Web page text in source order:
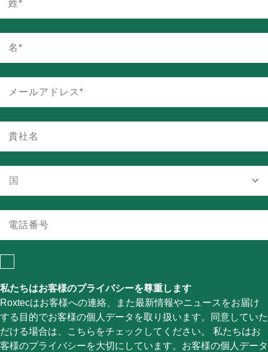
私たちはお客様のプライバシーを尊重します
Roxtecはお客様への連絡、また最新情報やニュースをお届け
する目的でお客様の個人データを取り扱います。同意していた
だける場合は、こちらをチェックしてください。 私たちはお
客様のプライバシーを大切にしています。お客様の個人データ